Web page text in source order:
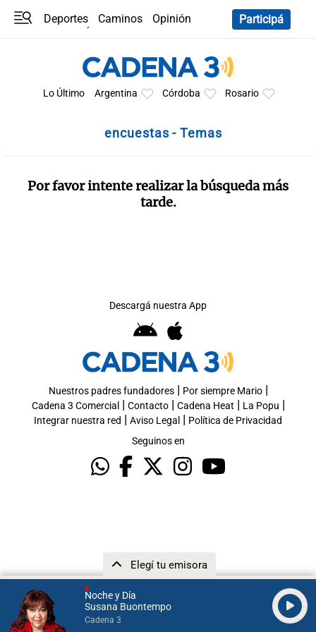
Noche y Día
Susana Buontempo
Cadena 3
Elegí tu emisora
Deportes Caminos
Opinión
Participá
Lo Último Argentina Córdoba Rosario
encuestas - Temas
Por favor intente realizar la búsqueda más
tarde.
Descargá nuestra App
Nuestros padres fundadores| Por siempre Mario|
Cadena 3 Comercial | Contacto| Cadena Heat | La Popu |
Integrar nuestra red | Aviso Legal | Política de Privacidad
Seguinos en